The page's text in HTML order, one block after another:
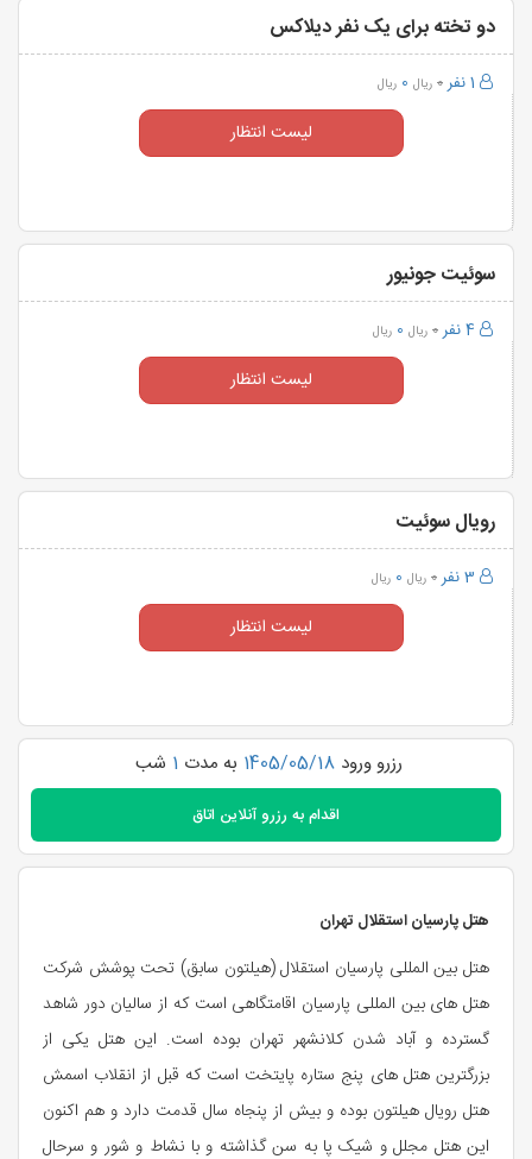
دو تخته برای یک نفر دیلاکس
1 نفر 0 ریال 0 ریال
لیست انتظار
سوئیت جونیور
4 نفر 0 ریال 0 ریال
لیست انتظار
رویال سوئیت
3 نفر 0 ریال 0 ریال
لیست انتظار
رزرو ورود 1405/05/18 به مدت 1 شب
اقدام به رزرو آنلاین اتاق
هتل پارسیان استقلال تهران
هتل بین المللی پارسیان استقلال (هیلتون سابق) تحت پوشش شرکت
هتل های بین المللی پارسیان اقامتگاهی است که از سالیان دور شاهد
گسترده و آباد شدن کلانشهر تهران بوده است. این هتل یکی از
بزرگترین هتل های پنج ستاره پایتخت است که قبل از انقلاب اسمش
هتل رویال هیلتون بوده و بیش از پنجاه سال قدمت دارد و هم اکنون
این هتل مجلل و شیک پا به سن گذاشته و با نشاط و شور و سرحال